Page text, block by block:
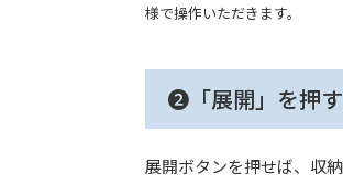
様で操作いただきます。
❷「展開」を押
展開ボタンを押せば、収